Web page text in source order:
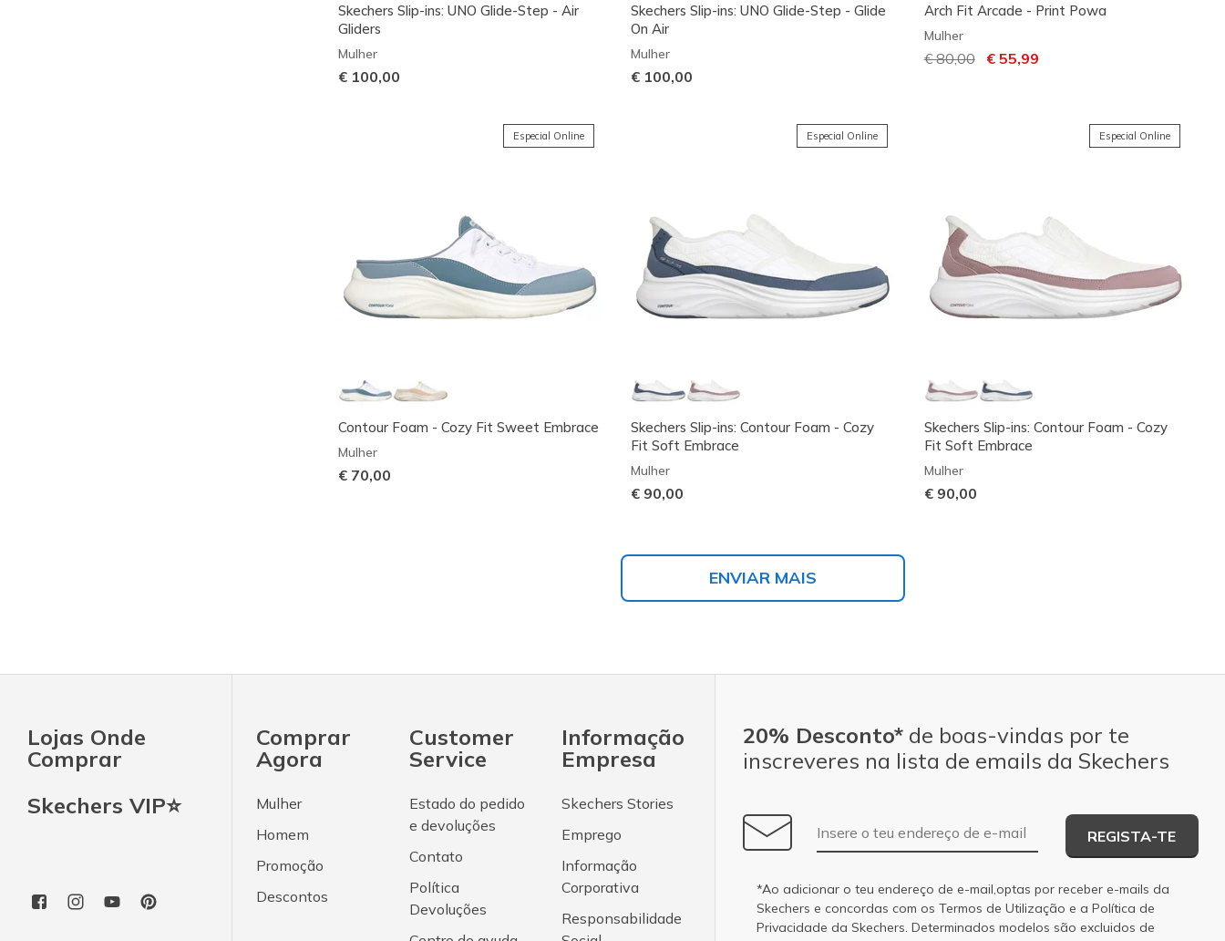
Skechers Slip-ins: UNO Glide-Step - Air
Gliders
Mulher
€ 100,00
Skechers Slip-ins: UNO Glide-Step - Glide
On Air
Mulher
€ 100,00
Arch Fit Arcade - Print Powa
Mulher
Preço com desconto de
€ 80,00para
€ 55,99
Especial Online
Contour Foam - Cozy Fit Sweet Embrace
Mulher
€ 70,00
Especial Online
Skechers Slip-ins: Contour Foam - Cozy
Fit Soft Embrace
Mulher
€ 90,00
Especial Online
Skechers Slip-ins: Contour Foam - Cozy
Fit Soft Embrace
Mulher
€ 90,00
ENVIAR MAIS
Lojas Onde
Comprar
Skechers VIP⭐
Comprar
Agora
Mulher
Homem
Promoção
Descontos
Customer
Service
Estado do pedido
e devoluções
Contato
Política
Devoluções
Informação
Empresa
Skechers Stories
Emprego
Informação
Corporativa
Responsabilidade
20% Desconto* de boas-vindas por te
inscreveres na lista de emails da Skechers
Endereço de e-mail
REGISTA-TE
*Ao adicionar o teu endereço de e-mail,optas por receber e-mails da
Skechers e concordas com os Termos de Utilização e a Política de
Privacidade da Skechers. Determinados modelos são excluidos de